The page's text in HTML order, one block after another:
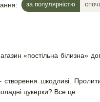
за популярністю
«постільна білизна»
створення шкодливі.
цукерки? Все це